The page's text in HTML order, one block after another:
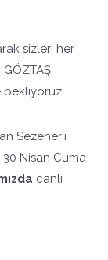
sizleri her
GÖZTAŞ
bekliyoruz.
Sezener’i
30 Nisan Cuma
canlı